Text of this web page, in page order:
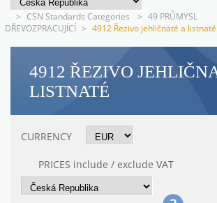
> CSN Standards Categories > 49 PRŮMYSL
DŘEVOZPRACUJÍCÍ > 4912 Řezivo jehličnaté a listnaté
4912 ŘEZIVO
LISTNATÉ
CURRENCY
PRICES include / exclude VAT